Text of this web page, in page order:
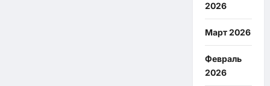
2026
Март 2026
Февраль
2026